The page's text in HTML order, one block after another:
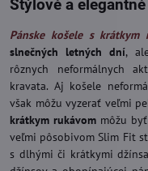
Štýlové a
Pánske košele s krátkym
slnečných letných dní,
rôznych neformálnych
kravata. Aj košele
však môžu vyzerať veľmi
krátkym rukávommôžu byť
veľmi pôsobivom Slim Fit
s dlhými či krátkymi